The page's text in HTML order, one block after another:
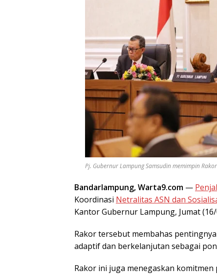
Pj. Gubernur Lampung Samsudin memimpin
Bandarlampung, Warta9.com —
Koordinasi Netralitas ASN dan
Kantor Gubernur Lampung, Jumat
Rakor tersebut membahas
adaptif dan berkelanjutan sebagai
Rakor ini juga menegaskan